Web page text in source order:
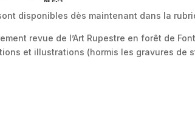
sont disponibles dès maintenant dans la
revue de l’Art Rupestre en forêt de
et illustrations (hormis les gravures de